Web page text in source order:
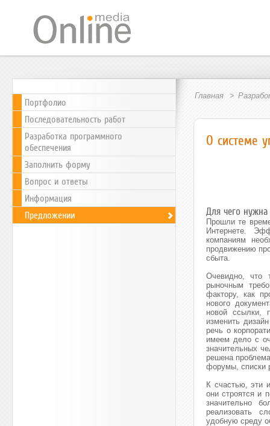
Главная
О системе
Для чего нужна
Прошли те
Интернете.
компаниям
продвижению
сбыта.
Очевидно, что
рыночным
фактору, как
нового
новой ссылки,
изменить
речь о
имеем дело с
значительных
решена
форумы, списки
К счастью, эти
они строятся и
значительно
реализовать
удобную среду
Портфолио
Последовательность работ
Разработка программного
обеспечения
Заполнить форму
Вопрос и ответы
Информация
Предложении